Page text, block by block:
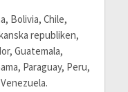
Bolivia, Chile,
republiken,
Guatemala,
Paraguay, Peru,